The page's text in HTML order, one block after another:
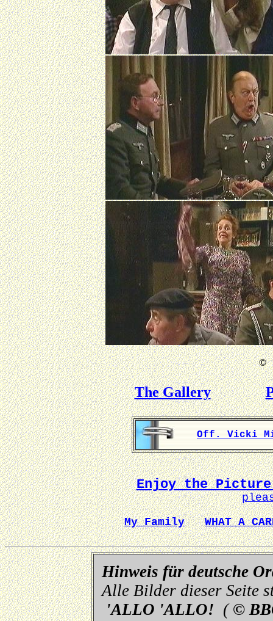
©
The Gallery
Off. Vicki
Enjoy the Picture
My Family
WHAT A
Hinweis für deutsche
Alle Bilder dieser Seite
'ALLO 'ALLO! ( ©